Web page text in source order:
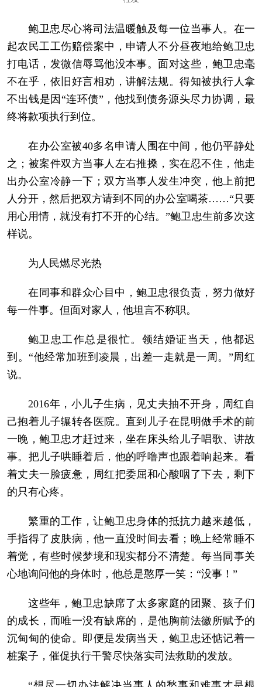
鲍卫忠尽心将司法温暖触及每一位当事人。在一
起农民工工伤赔偿案中，申请人不分昼夜地给鲍卫忠
打电话，发微信辱骂他没本事。面对这些，鲍卫忠毫
不在乎，依旧好言相劝，讲解法规。得知被执行人拿
不出钱是因“连环债”，他找到债务源头尽力协调，最
终将款项执行到位。
在办公室被40多名申请人围在中间，他仍平静处
之；被案件双方当事人左右推搡，实在忍不住，他走
出办公室冷静一下；双方当事人发生冲突，他上前把
人分开，然后把双方请到不同的办公室喝茶……“只要
用心用情，就没有打不开的心结。”鲍卫忠生前多次这
样说。
为人民燃尽光热
在同事和群众心目中，鲍卫忠很负责，努力做好
每一件事。但面对家人，他坦言不称职。
鲍卫忠工作总是很忙。领结婚证当天，他都迟
到。“他经常加班到凌晨，出差一走就是一周。”周红
说。
2016年，小儿子生病，见丈夫抽不开身，周红自
己抱着儿子辗转各医院。直到儿子在昆明做手术的前
一晚，鲍卫忠才赶过来，坐在床头给儿子唱歌、讲故
事。把儿子哄睡着后，他的呼噜声也跟着响起来。看
着丈夫一脸疲惫，周红把委屈和心酸咽了下去，剩下
的只有心疼。
繁重的工作，让鲍卫忠身体的抵抗力越来越低，
手指得了皮肤病，他一直没时间去看；晚上经常睡不
着觉，有些时候梦境和现实都分不清楚。每当同事关
心地询问他的身体时，他总是憨厚一笑：“没事！”
这些年，鲍卫忠缺席了太多家庭的团聚、孩子们
的成长，而唯一没有缺席的，是他胸前法徽所赋予的
沉甸甸的使命。即便是发病当天，鲍卫忠还惦记着一
桩案子，催促执行干警尽快落实司法救助的发放。